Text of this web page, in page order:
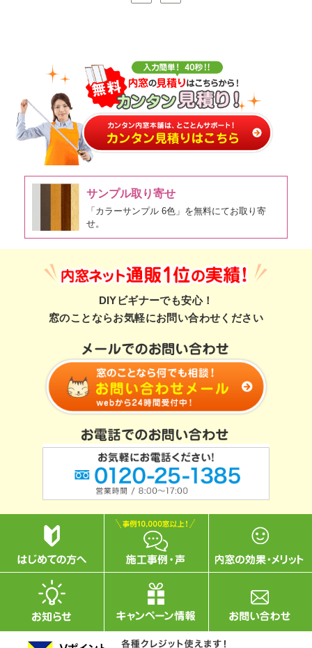
サンプル取り寄せ
「カラーサンプル 6色」を無料にてお取り寄
せ。
DIYビギナーでも安心！
窓のことならお気軽にお問い合わせください